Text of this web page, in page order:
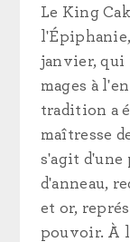
Le King
janvier, qui
mages à
tradition a
maîtresse
s'agit d'une
d'anneau,
et or,
pouvoir. À